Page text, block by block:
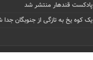
پادکست قندهار منتشر شد
یک کوه یخ به تازگی از جنوبگان جدا